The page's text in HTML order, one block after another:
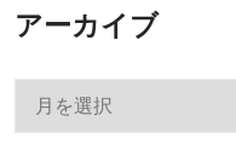
アーカイブ
ア
カ